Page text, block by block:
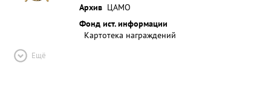
Архив ЦАМО
Фонд ист. информации
Картотека награждений
Ещё